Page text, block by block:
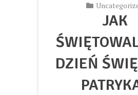
JAK
DZIEŃ